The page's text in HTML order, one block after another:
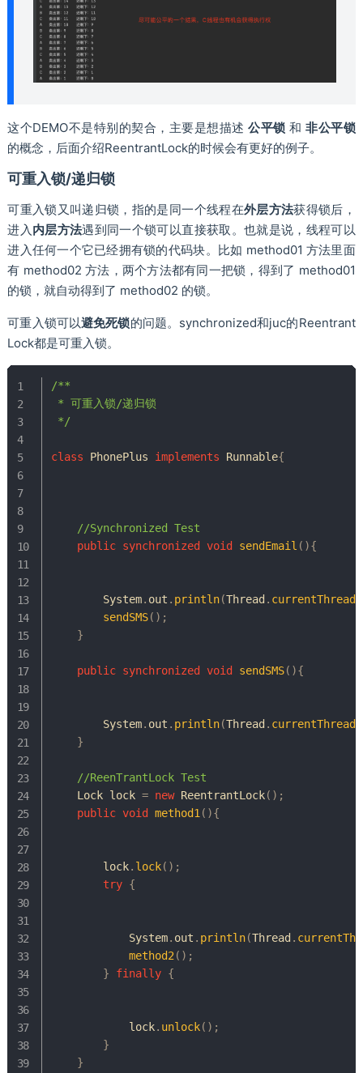
这个DEMO不是特别的契合，主要是想描述公平锁 和非公平锁
的概念，后面介绍ReentrantLock的时候会有更好的例子。
可重⼊锁/递归锁
可重⼊锁⼜叫递归锁，指的是同⼀个线程在外层⽅法获得锁后，
进⼊内层⽅法遇到同一个锁可以直接获取。也就是说，线程可以
进⼊任何⼀个它已经拥有锁的代码块。⽐如 method01 ⽅法⾥⾯
有 method02 ⽅法，两个⽅法都有同⼀把锁，得到了 method01
的锁，就⾃动得到了 method02 的锁。
可重⼊锁可以避免死锁的问题。synchronized和juc的Reentrant
Lock都是可重入锁。
/**
* 可重入锁/递归锁
*/
class PhonePlus implements Runnable{
//Synchronized Test
public synchronized void sendEmail ( ){
System. out . println(Thread . currentThread
sendSMS( ) ;
}
public synchronized void sendSMS( ){
System. out . println(Thread . currentThread
}
//ReenTrantLock Test
Lock lock = new ReentrantLock( ) ;
public void method1 ( ){
        lock
. lock( ) ;
try {
System. out . println(Thread .
method2 ( ) ;
}
finally {
            lock
. unlock( ) ;
}
}